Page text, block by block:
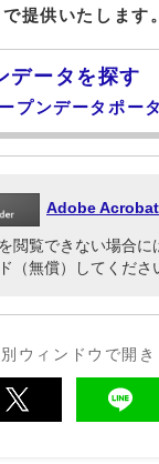
で提供いたします。
データを探す
プンデータポー
Adobe Acrobat
閲覧できない場合
（無償）してくださ
ウィンドウで開き